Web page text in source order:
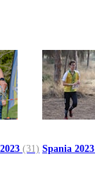
(31) Spania 2023